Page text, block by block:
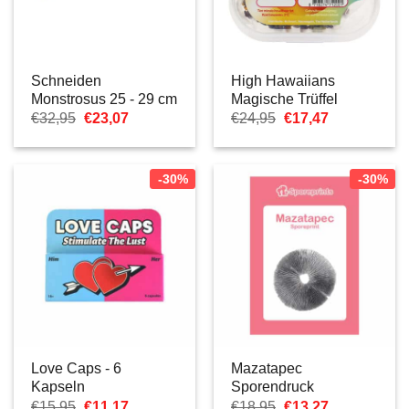
Schneiden
Monstrosus 25 - 29 cm
€32,95 Ursprünglicher
war:
€23,07Aktueller
ist:
High Hawaiians
Magische Trüffel
€24,95 Ursprünglicher
war:
€17,47Aktueller
ist:
-30%
Love Caps - 6
Kapseln
Ursprünglicher
Aktueller
-30%
Mazatapec
Sporendruck
Ursprünglicher
Aktueller